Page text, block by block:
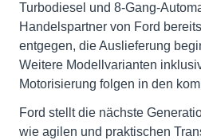
Turbodiesel und 8-Gang-
Handelspartner von Ford
entgegen, die Auslieferung
Weitere Modellvarianten
Motorisierung folgen in den
Ford stellt die nächste
wie agilen und praktischen